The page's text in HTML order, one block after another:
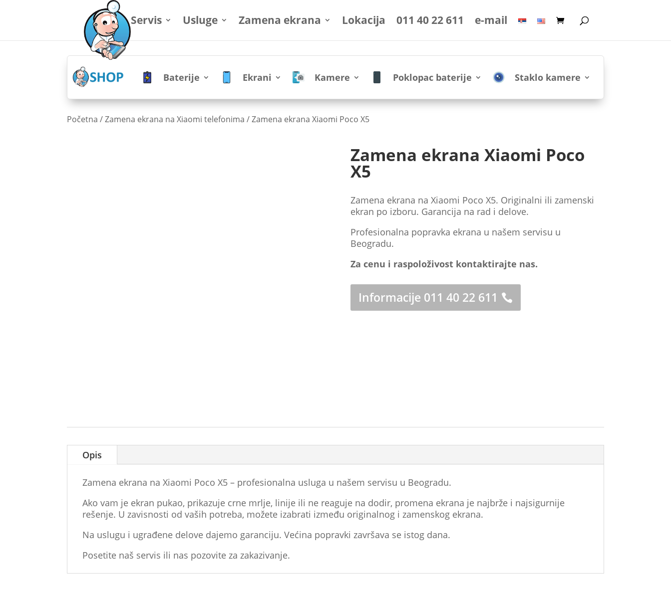
Servis Usluge Zamena ekrana Lokacija 011 40 22 611 e-mail
Baterije Ekrani Kamere Poklopac baterije Staklo kamere
Početna /Zamena ekrana na Xiaomi telefonima / Zamena ekrana Xiaomi Poco X5
Zamena ekrana Xiaomi Poco
X5
Zamena ekrana na Xiaomi Poco X5. Originalni ili zamenski
ekran po izboru. Garancija na rad i delove.
Profesionalna popravka ekrana u našem servisu u
Beogradu.
Za cenu i raspoloživost kontaktirajte nas.
Informacije 011 40 22 611
Opis
Zamena ekrana na Xiaomi Poco X5 – profesionalna usluga u našem servisu u Beogradu.
Ako vam je ekran pukao, prikazuje crne mrlje, linije ili ne reaguje na dodir, promena ekrana je najbrže i najsigurnije
rešenje. U zavisnosti od vaših potreba, možete izabrati između originalnog i zamenskog ekrana.
Na uslugu i ugrađene delove dajemo garanciju. Većina popravki završava se istog dana.
Posetite naš servis ili nas pozovite za zakazivanje.